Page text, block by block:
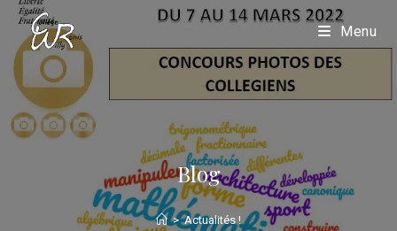
Menu
Blog
> Actualités !